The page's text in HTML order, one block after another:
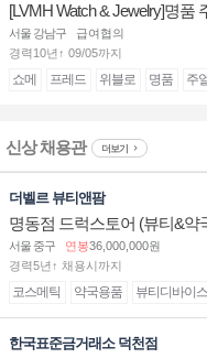
[LVMH Watch & Jewelry]명
장/부점장/판매사원 채용
서울 강남구
급여협의
경력10년↑ 09/05까지
쇼메 프레드 위블로 명품 주
신상 채용관 더보기
더벨르 뷰티앤팜
명동점 드럭스토어 (뷰티&약
서울 중구 연봉36,000,000원
경력5년↑ 채용시까지
코스메틱 약국용품 뷰티디바이스
한국표준금거래소 덕천점